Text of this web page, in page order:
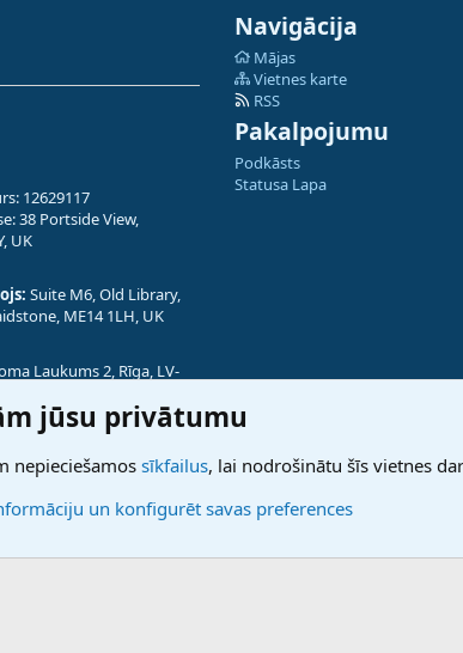
12629117
38 Portside View,
UK
Suite M6, Old Library,
ME14 1LH, UK
Laukums 2, Rīga, LV-
Navigācija
Mājas
Vietnes karte
RSS
Pakalpojumu
Podkāsts
Statusa Lapa
jūsu privātumu
nepieciešamossīkfailus, lai nodrošinātu šīs vietnes
un konfigurēt savas preferences